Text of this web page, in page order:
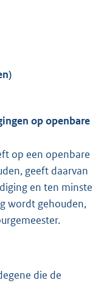
op openbare
op een openbare
geeft daarvan
en ten minste
wordt gehouden,
die de